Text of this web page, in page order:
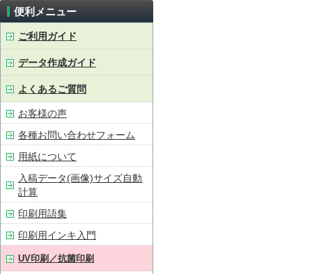
便利メニュー
ご利用ガイド
データ作成ガイド
よくあるご質問
お客様の声
各種お問い合わせフォーム
用紙について
入稿データ(画像)サイズ自動
計算
印刷用語集
印刷用インキ入門
UV印刷／抗菌印刷